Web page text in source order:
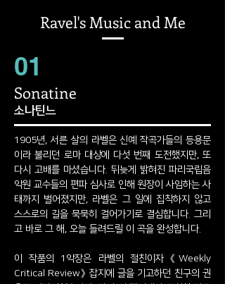
Ravel's Music and Me
01
Sonatine
​소나틴느
1905년, 서른 살의 라벨은 신예 작곡가들의 등용문
이라 불리던 로마 대상에 다섯 번째 도전했지만, 또
다시 고배를 마셨습니다. 뒤늦게 밝혀진 파리국립음
악원 교수들의 편파 심사로 인해 원장이 사임하는 사
태까지 벌어졌지만, 라벨은 그 일에 집착하지 않고
스스로의 길을 묵묵히 걸어가기로 결심합니다. 그리
고 바로 그 해, 오늘 들려드릴 이 곡을 완성합니다.
이 작품의 1악장은 라벨의 절친이자 《Weekly
Critical Review》 잡지에 글을 기고하던 친구의 권